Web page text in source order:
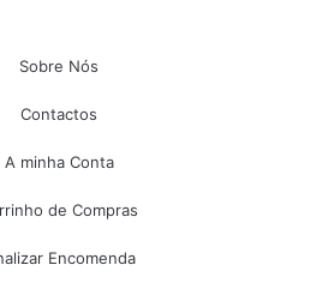
Sobre Nós
Contactos
A minha Conta
de Compras
Encomenda